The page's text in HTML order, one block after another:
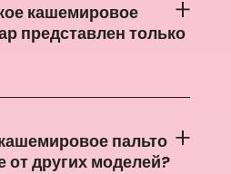
кашемировое
представлен только
пальто
от других моделей?